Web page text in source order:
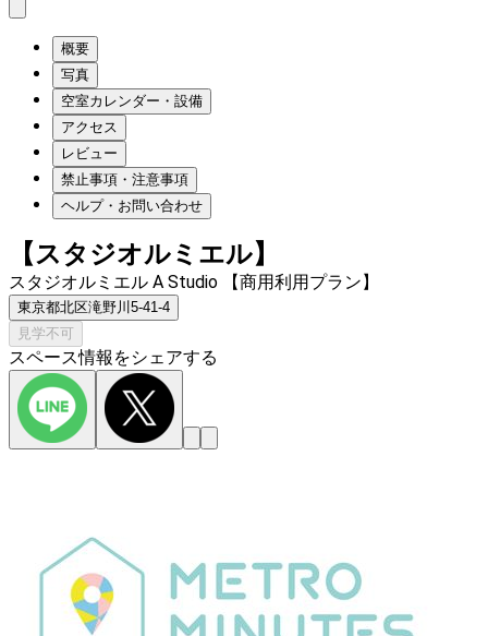
概要
写真
空室カレンダー・設備
アクセス
レビュー
禁止事項・注意事項
ヘルプ・お問い合わせ
【スタジオルミエル】
スタジオルミエル A Studio 【商用利用プラン】
東京都北区滝野川5-41-4
見学不可
スペース情報をシェアする